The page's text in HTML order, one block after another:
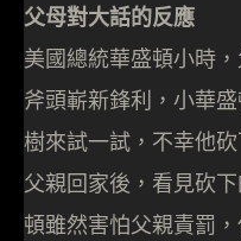
父母對大話的反應
美國總統華盛頓小時
斧頭嶄新鋒利，小華
樹來試一試，不幸他
父親回家後，看見砍
頓雖然害怕父親責罰